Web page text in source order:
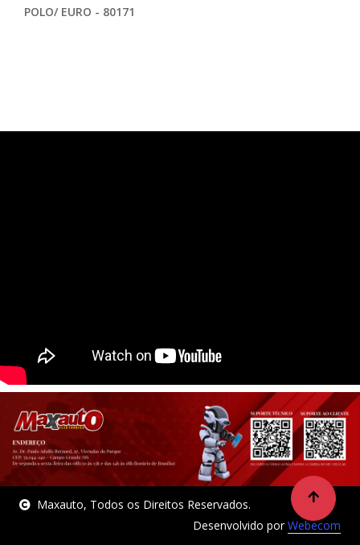
POLO/ EURO - 80171
Maxauto, Todos os Direitos Reservados.
Desenvolvido porWebecom